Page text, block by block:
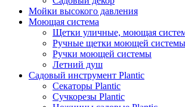
Мойки высокого давления
Моющая система
Щетки уличные, моющая
Ручные щетки моющей системы
Ручки моющей системы
Летний душ
Садовый инструмент Plantic
Секаторы Plantic
Сучкорезы Plantic